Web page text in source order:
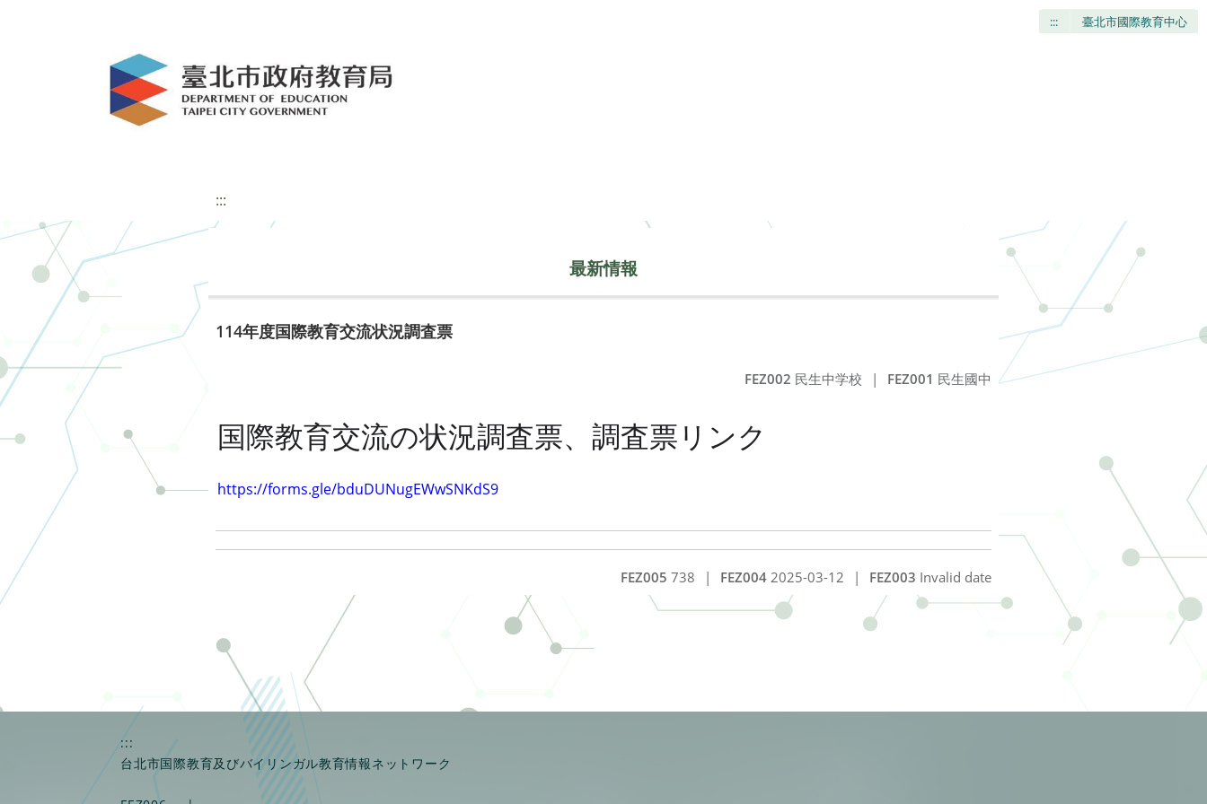
::: 臺北市國際教育中心
:::
最新情報
114年度国際教育交流状況調査票
FEZ001 民生國中
FEZ002 民生中学校 |
国際教育交流の状況調査票、調査票リンク
https://forms.gle/bduDUNugEWwSNKdS9
FEZ003 Invalid date
FEZ004 2025-03-12 |
FEZ005 738 |
:::
台北市国際教育及びバイリンガル教育情報ネットワーク